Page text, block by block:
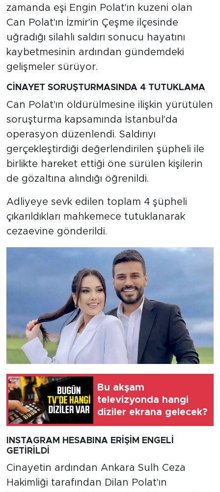
zamanda eşi Engin Polat'ın kuzeni olan
Can Polat'ın İzmir'in Çeşme ilçesinde
uğradığı silahlı saldırı sonucu hayatını
kaybetmesinin ardından gündemdeki
gelişmeler sürüyor.
CİNAYET SORUŞTURMASINDA 4 TUTUKLAMA
Can Polat'ın öldürülmesine ilişkin yürütülen
soruşturma kapsamında İstanbul'da
operasyon düzenlendi. Saldırıyı
gerçekleştirdiği değerlendirilen şüpheli ile
birlikte hareket ettiği öne sürülen kişilerin
de gözaltına alındığı öğrenildi.
Adliyeye sevk edilen toplam 4 şüpheli
çıkarıldıkları mahkemece tutuklanarak
cezaevine gönderildi.
Bu akşam
televizyonda hangi
diziler ekrana gelecek?
INSTAGRAM HESABINA ERİŞİM ENGELİ
GETİRİLDİ
Cinayetin ardından Ankara Sulh Ceza
Hakimliği tarafından Dilan Polat'ın